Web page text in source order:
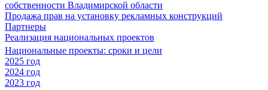
собственности Владимирской области
Продажа прав на установку рекламных конструкций
Партнеры
Реализация национальных проектов
Национальные проекты: сроки и цели
2025 год
2024 год
2023 год